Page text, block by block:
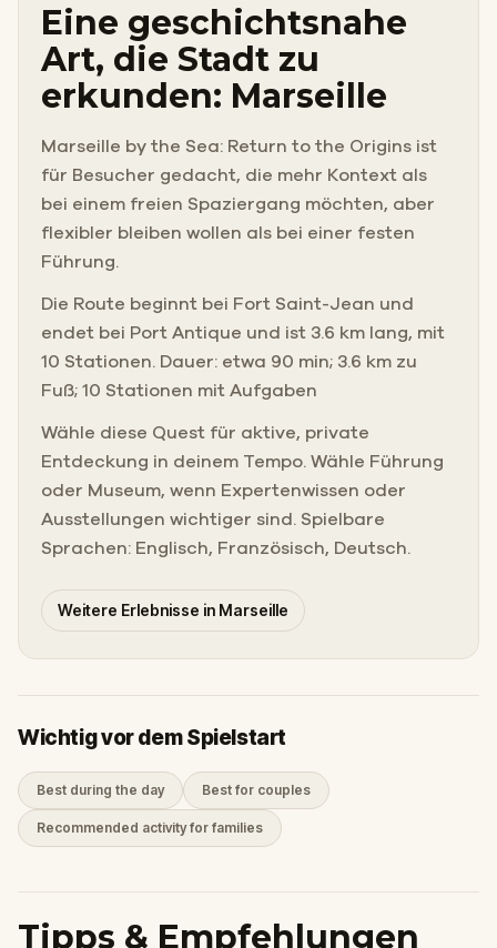
Eine geschichtsnahe
Art, die Stadt zu
erkunden: Marseille
Marseille by the Sea: Return to the Origins ist
für Besucher gedacht, die mehr Kontext als
bei einem freien Spaziergang möchten, aber
flexibler bleiben wollen als bei einer festen
Führung.
Die Route beginnt bei Fort Saint-Jean und
endet bei Port Antique und ist 3.6 km lang, mit
10 Stationen. Dauer: etwa 90 min; 3.6 km zu
Fuß; 10 Stationen mit Aufgaben
Wähle diese Quest für aktive, private
Entdeckung in deinem Tempo. Wähle Führung
oder Museum, wenn Expertenwissen oder
Ausstellungen wichtiger sind. Spielbare
Sprachen: Englisch, Französisch, Deutsch.
Weitere Erlebnisse in Marseille
Wichtig vor dem Spielstart
Best during the day Best for couples
Recommended activity for families
Tipps & Empfehlungen